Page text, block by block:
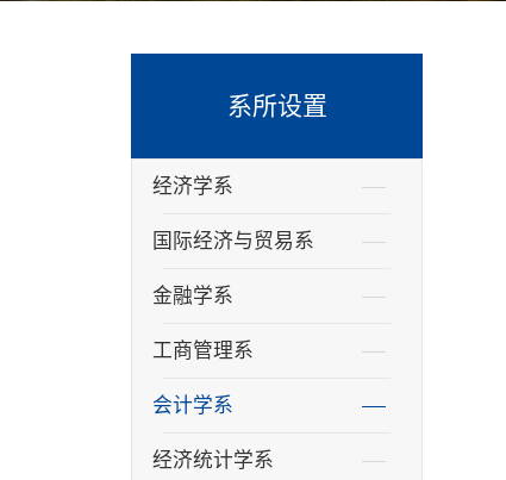
系所设置
经济学系
国际经济与贸易系
金融学系
工商管理系
会计学系
经济统计学系